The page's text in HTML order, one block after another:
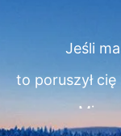
Jeśli
to poruszył
Mimo